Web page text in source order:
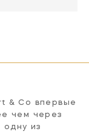
& Co впервые
чем через
одну из